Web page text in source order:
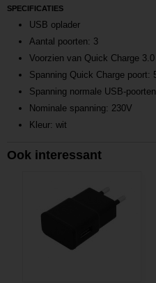
SPECIFICATIES
USB oplader
Aantal poorten: 3
Voorzien van Quick Charge
Spanning Quick Charge
Spanning normale USB-
Nominale spanning: 230V
Kleur: wit
Ook interessant